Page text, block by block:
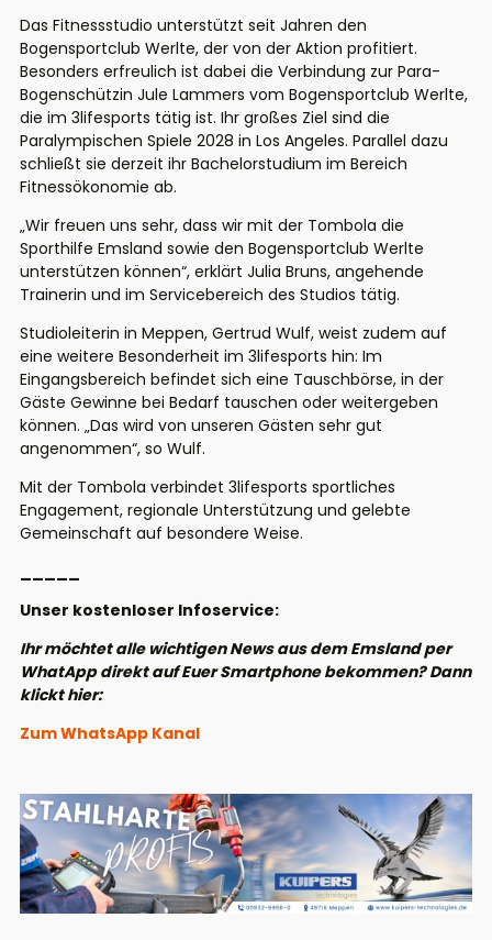
Das Fitnessstudio unterstützt seit Jahren den
Bogensportclub Werlte, der von der Aktion profitiert.
Besonders erfreulich ist dabei die Verbindung zur Para-
Bogenschützin Jule Lammers vom Bogensportclub Werlte,
die im 3lifesports tätig ist. Ihr großes Ziel sind die
Paralympischen Spiele 2028 in Los Angeles. Parallel dazu
schließt sie derzeit ihr Bachelorstudium im Bereich
Fitnessökonomie ab.
„Wir freuen uns sehr, dass wir mit der Tombola die
Sporthilfe Emsland sowie den Bogensportclub Werlte
unterstützen können“, erklärt Julia Bruns, angehende
Trainerin und im Servicebereich des Studios tätig.
Studioleiterin in Meppen, Gertrud Wulf, weist zudem auf
eine weitere Besonderheit im 3lifesports hin: Im
Eingangsbereich befindet sich eine Tauschbörse, in der
Gäste Gewinne bei Bedarf tauschen oder weitergeben
können. „Das wird von unseren Gästen sehr gut
angenommen“, so Wulf.
Mit der Tombola verbindet 3lifesports sportliches
Engagement, regionale Unterstützung und gelebte
Gemeinschaft auf besondere Weise.
Unser kostenloser Infoservice:
Ihr möchtet alle wichtigen News aus dem Emsland per
WhatApp direkt auf Euer Smartphone bekommen? Dann
klickt hier:
Zum WhatsApp Kanal